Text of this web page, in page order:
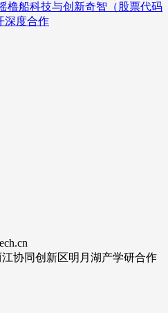
橹船科技与创新奇智（股票代码
深度合作
协同创新区明月湖产学研合作